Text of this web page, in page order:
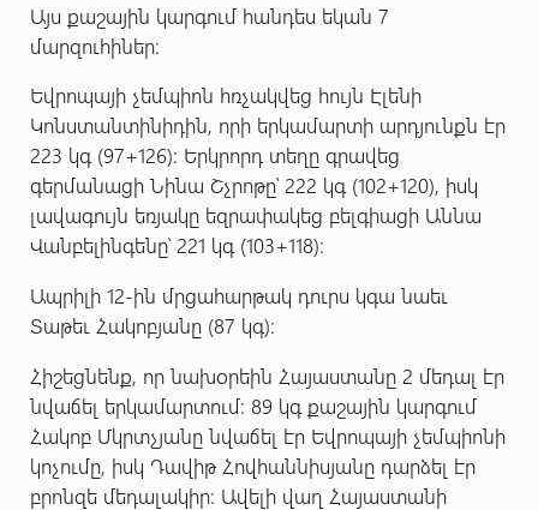
Այս քաշային կարգում հանդես եկան 7
մարզուհիներ:
Եվրոպայի չեմպիոն հռչակվեց հույն Էլենի
Կոնստանտինիդին, որի երկամարտի արդյունքն էր
223 կգ (97+126): Երկրորդ տեղը գրավեց
գերմանացի Նինա Շչրոթը՝ 222 կգ (102+120), իսկ
լավագույն եռյակը եզրափակեց բելգիացի Աննա
Վանբելինգենը՝ 221 կգ (103+118):
Ապրիլի 12-ին մրցահարթակ դուրս կգա նաեւ
Տաթեւ Հակոբյանը (87 կգ):
Հիշեցնենք, որ նախօրեին Հայաստանը 2 մեդալ էր
նվաճել երկամարտում: 89 կգ քաշային կարգում
Հակոբ Մկրտչյանը նվաճել էր Եվրոպայի չեմպիոնի
կոչումը, իսկ Դավիթ Հովհաննիսյանը դարձել էր
բրոնզե մեդալակիր: Ավելի վաղ Հայաստանի